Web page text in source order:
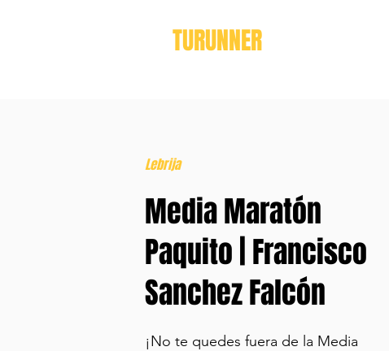
TURUNNER
Lebrija
Media Maratón
Paquito | Francisco
Sanchez Falcón
¡No te quedes fuera de la Media